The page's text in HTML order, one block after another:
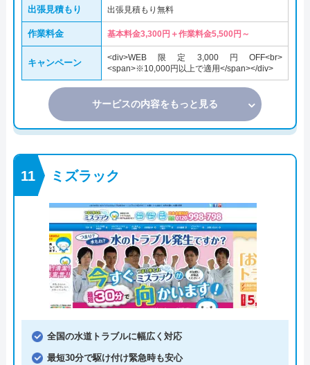
出張見積もり 出張見積もり無料
作業料金 基本料金3,300円＋作業料金5,500円～
キャンペーン
<div>WEB限定3,000円OFF<br>
<span>※10,000円以上で適用</span></div>
サービスの内容をもっと見る
ミズラック
全国の水道トラブルに幅広く対応
最短30分で駆け付け緊急時も安心